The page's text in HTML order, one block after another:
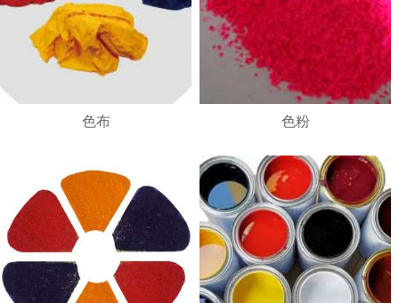
2 3 4
色布 色粉